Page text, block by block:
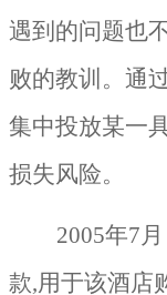
遇到的问题也
败的教训。通
集中投放某一
损失风险。
2005年7
款,用于该酒店